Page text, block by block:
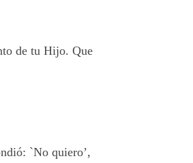
de tu Hijo. Que
`No quiero’,